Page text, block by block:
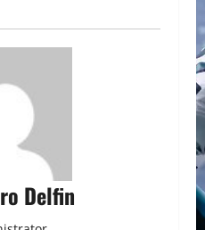
Delfin